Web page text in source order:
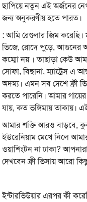
ছাপিয়ে নতুন এই অর্জনের
জন্য অনুকরণীয় হতে পারত।
: আমি রেগুলার জিম
ভিজে, রোদে পুড়ে, আগুনের
কম্মো নয় । তাছাড়া কেউ
সোফা, বিছানা, ম্যাট্রেস এ
অদম্য। এমন সব দেশে ফ্রী
করতে পারেনি। আমার
যায়, কত ভঙ্গিমায় তাকায়।
আমার শক্তি আরও বাড়বে,
ইউরেনিয়াম মেখে নিলে আমার
ওয়াশিংটন না ঢাকা?
দেখবেন ফ্রী ভিসায় আরো
ইন্টারভিউয়ার এরপর কী